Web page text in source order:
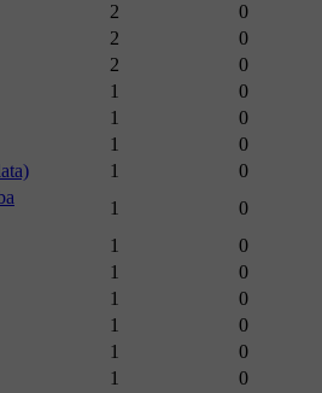
2
0
2
0
2
0
1
0
1
0
1
0
1
0
1
0
1
0
1
0
1
0
1
0
1
0
1
0